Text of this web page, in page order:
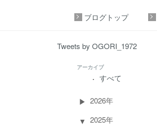
ブログトップ
Tweets by OGORI_1972
アーカイブ
すべて
2026年
2025年